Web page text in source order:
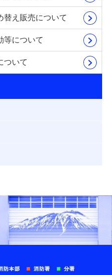
替え販売について
等について
ついて